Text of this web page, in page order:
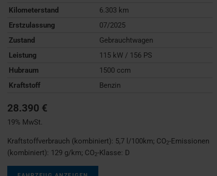
Kilometerstand
6.303 km
Erstzulassung
07/2025
Zustand
Gebrauchtwagen
Leistung
115 kW / 156 PS
Hubraum
1500 ccm
Kraftstoff
Benzin
28.390 €
19% MwSt.
Kraftstoffverbrauch (kombiniert): 5,7 l/100km; CO2-Emissionen
(kombiniert): 129 g/km; CO2-Klasse: D